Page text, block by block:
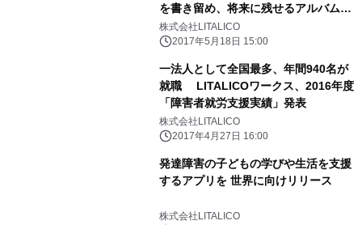
を書き留め、将来に残せるアルバムを
発売
株式会社LITALICO
2017年5月18日 15:00
一法人として全国最多、年間940名が
就職 LITALICOワークス、2016年度
「障害者就労支援実績」発表
株式会社LITALICO
2017年4月27日 16:00
発達障害の子どもの学びや生活を支援
するアプリを 世界に向けリリース
株式会社LITALICO